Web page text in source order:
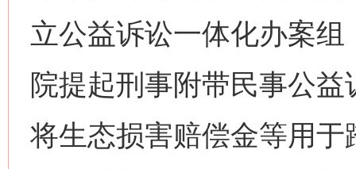
立公益诉讼一体化办案
院提起刑事附带民事公
将生态损害赔偿金等用